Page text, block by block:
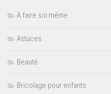
A faire soi même
Astuces
Beauté
Bricolage pour enfants